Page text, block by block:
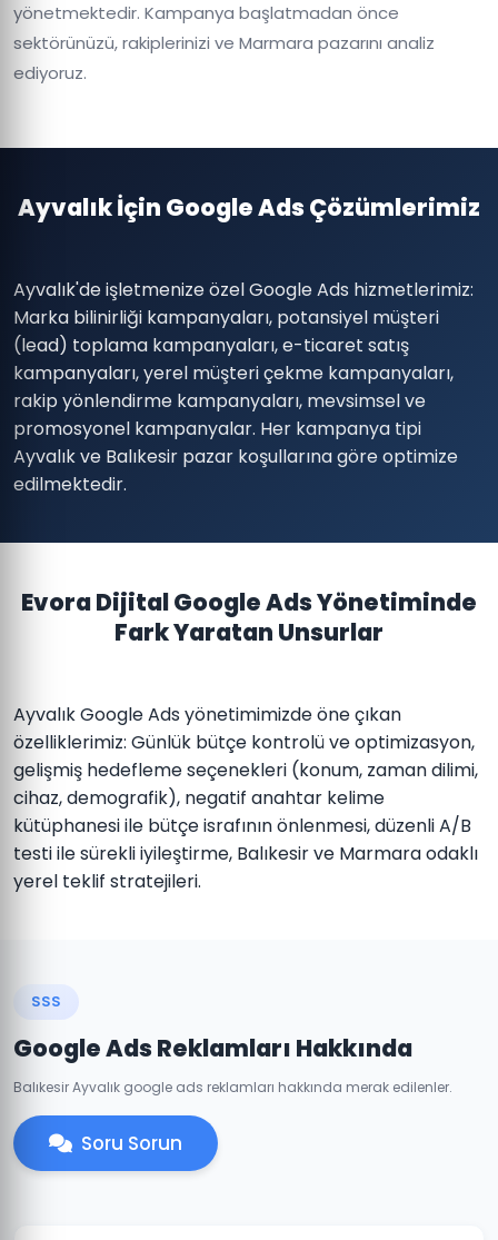
yönetmektedir. Kampanya başlatmadan önce
sektörünüzü, rakiplerinizi ve Marmara pazarını analiz
ediyoruz.
Ayvalık İçin Google Ads Çözümlerimiz
Ayvalık'de işletmenize özel Google Ads hizmetlerimiz:
Marka bilinirliği kampanyaları, potansiyel müşteri
(lead) toplama kampanyaları, e-ticaret satış
kampanyaları, yerel müşteri çekme kampanyaları,
rakip yönlendirme kampanyaları, mevsimsel ve
promosyonel kampanyalar. Her kampanya tipi
Ayvalık ve Balıkesir pazar koşullarına göre optimize
edilmektedir.
Evora Dijital Google Ads Yönetiminde
Fark Yaratan Unsurlar
Ayvalık Google Ads yönetimimizde öne çıkan
özelliklerimiz: Günlük bütçe kontrolü ve optimizasyon,
gelişmiş hedefleme seçenekleri (konum, zaman dilimi,
cihaz, demografik), negatif anahtar kelime
kütüphanesi ile bütçe israfının önlenmesi, düzenli A/B
testi ile sürekli iyileştirme, Balıkesir ve Marmara odaklı
yerel teklif stratejileri.
SSS
Google Ads Reklamları Hakkında
Balıkesir Ayvalık google ads reklamları hakkında merak edilenler.
Soru Sorun